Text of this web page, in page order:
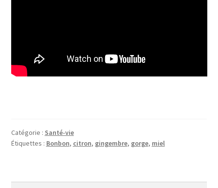
Catégorie : Santé-vie
Étiquettes : Bonbon, citron, gingembre, gorge, miel